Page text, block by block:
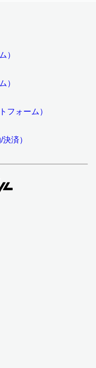
）
）
フォーム）
済）